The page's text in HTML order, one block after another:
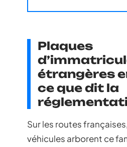
Plaques
étrangères
ce que dit la
Sur les routes
véhicules arborent ce